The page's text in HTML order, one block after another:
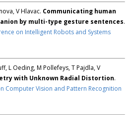
V Hlavac. Communicating human
by multi-type gesture sentences.
on Intelligent Robots and Systems
L Oeding, M Pollefeys, T Pajdla, V
with Unknown Radial Distortion.
Computer Vision and Pattern Recognition